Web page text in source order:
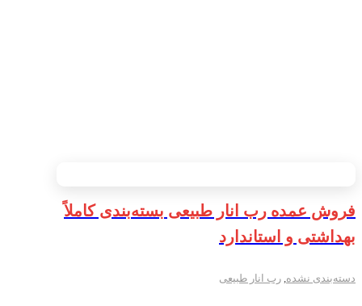
فروش عمده رب انار طبیعی بسته‌بندی کاملاً
بهداشتی و استاندارد
دسته‌بندی نشده رب انار طبیعی